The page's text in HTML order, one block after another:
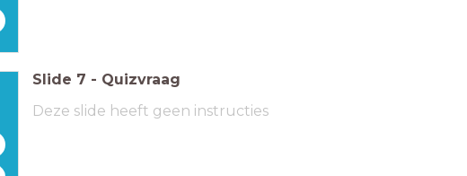
Slide 7 - Quizvraag
Deze slide heeft geen instructies